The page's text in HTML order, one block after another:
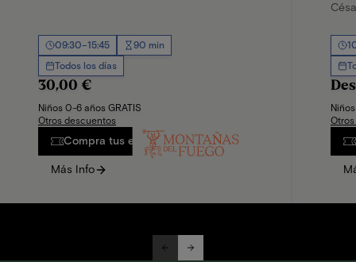
09:30–15:45
90 min
Todos los días
30,00 €
Niños 0-6 años GRATIS
Otros descuentos
Compra tus entradas
Más Info